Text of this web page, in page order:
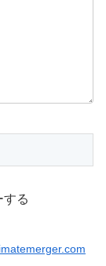
する